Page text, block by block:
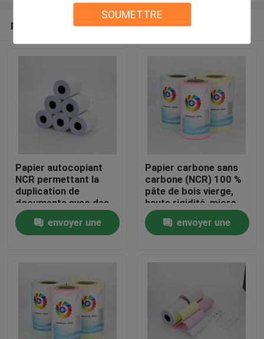
SOUMETTRE
Produits
À propos de nous
produits recommandés
Papier autocopiant
NCR permettant la
duplication de
documents avec des
copies claires et
lisibles, parfait pour le
bureau et le
envoyer une
Papier carbone sans
carbone (NCR) 100 %
pâte de bois vierge,
haute rigidité, micro-
perforé
envoyer une